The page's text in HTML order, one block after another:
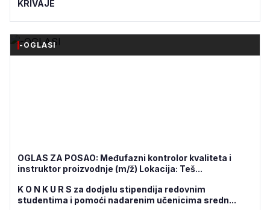
KRIVAJE
-OGLASI
OGLAS ZA POSAO: Međufazni kontrolor kvaliteta i
instruktor proizvodnje (m/ž) Lokacija: Teš...
K O N K U R S za dodjelu stipendija redovnim
studentima i pomoći nadarenim učenicima sredn...